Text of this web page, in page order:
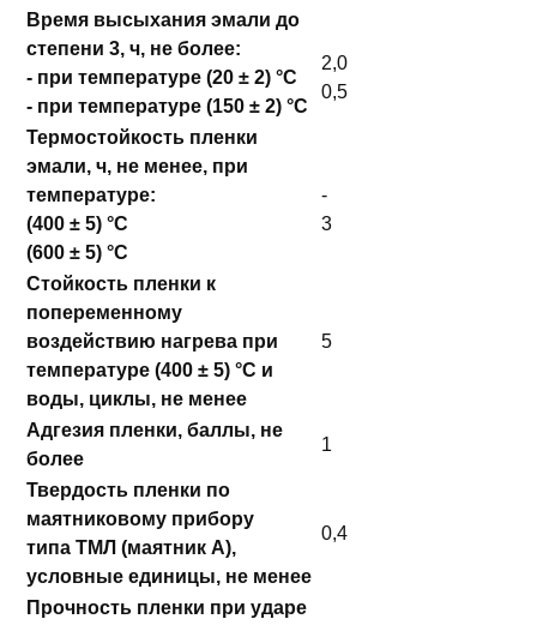
Время высыхания эмали до
степени 3, ч, не более:
- при температуре (20 ± 2) °С
- при температуре (150 ± 2) °С
2,0
0,5
Термостойкость пленки
эмали, ч, не менее, при
температуре:
(400 ± 5) °С
(600 ± 5) °С
-
3
Стойкость пленки к
попеременному
воздействию нагрева при
температуре (400 ± 5) °С и
воды, циклы, не менее
5
Адгезия пленки, баллы, не
более
1
Твердость пленки по
маятниковому прибору
типа ТМЛ (маятник А),
условные единицы, не менее
0,4
Прочность пленки при ударе